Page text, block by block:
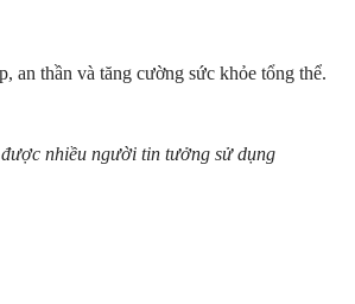
an thần và tăng cường sức khỏe tổng thể.
nhiều người tin tưởng sử dụng